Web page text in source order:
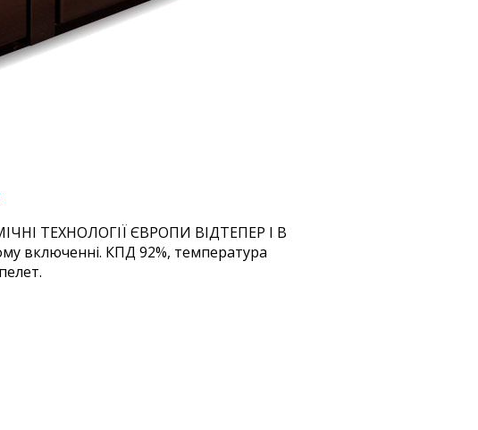
ТЕХНОЛОГІЇ ЄВРОПИ ВІДТЕПЕР І В
включенні. КПД 92%, температура